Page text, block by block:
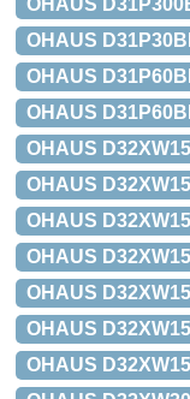
OHAUS
OHAUS
OHAUS
OHAUS
OHAUS
OHAUS
OHAUS
OHAUS
OHAUS
OHAUS
OHAUS